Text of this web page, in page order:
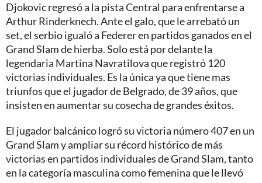
Djokovic regresó a la pista Central para enfrentarse a
Arthur Rinderknech. Ante el galo, que le arrebató un
set, el serbio igualó a Federer en partidos ganados en el
Grand Slam de hierba. Solo está por delante la
legendaria Martina Navratilova que registró 120
victorias individuales. Es la única ya que tiene mas
triunfos que el jugador de Belgrado, de 39 años, que
insisten en aumentar su cosecha de grandes éxitos.
El jugador balcánico logró su victoria número 407 en un
Grand Slam y ampliar su récord histórico de más
victorias en partidos individuales de Grand Slam, tanto
en la categoría masculina como femenina que le llevó